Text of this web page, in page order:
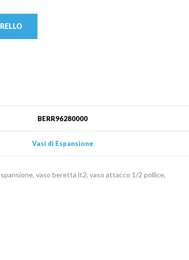
BERR96280000
Vasi di Espansione
vaso beretta lt2, vaso attacco 1/2 pollice,